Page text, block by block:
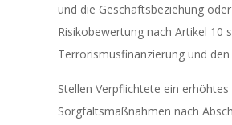
und die Geschäftsbeziehung
Risikobewertung nach Artikel 10
Terrorismusfinanzierung und
Stellen Verpflichtete ein
Sorgfaltsmaßnahmen nach